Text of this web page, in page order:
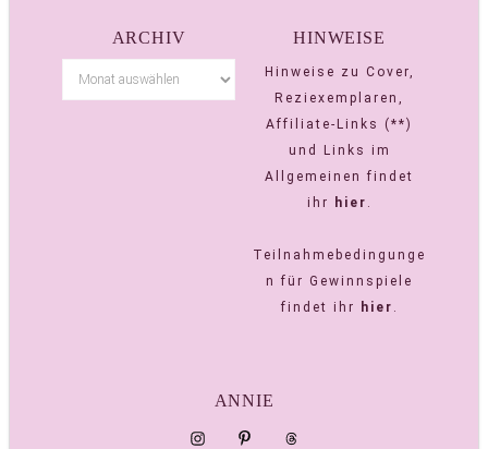
ARCHIV HINWEISE
Hinweise zu Cover,
Reziexemplaren,
Affiliate-Links (**)
und Links im
Allgemeinen findet
ihr
hier .
Teilnahmebedingunge
n für Gewinnspiele
findet ihr
hier .
ANNIE